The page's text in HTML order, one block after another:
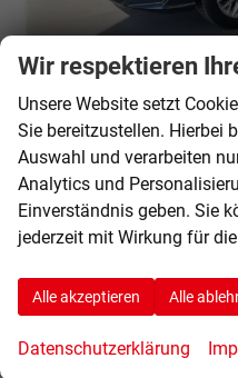
Seat Ibiza
sofort lieferbar Neuwagen
Fahrzeugnr.
19.740,– €
incl. 19% MwSt.
Verbrauch kombiniert:
Wir respektieren
Unsere Website setzt
Sie bereitzustellen. Hierbei
Auswahl und verarbeiten
Analytics und
Einverständnis geben. Sie
jederzeit mit Wirkung für
Alle akzeptieren Alle
Datenschutzerklärung